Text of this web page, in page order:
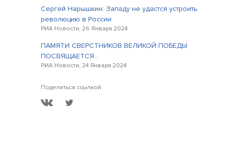
Сергей Нарышкин: Западу не удастся устроить
революцию в России
РИА Новости, 26 Января 2024
ПАМЯТИ СВЕРСТНИКОВ ВЕЛИКОЙ ПОБЕДЫ
ПОСВЯЩАЕТСЯ…
РИА Новости, 24 Января 2024
Поделиться ссылкой